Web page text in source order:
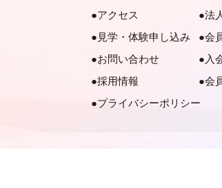
アクセス
法
見学・体験申し込み
会
お問い合わせ
入
採用情報
会
プライバシーポリシー